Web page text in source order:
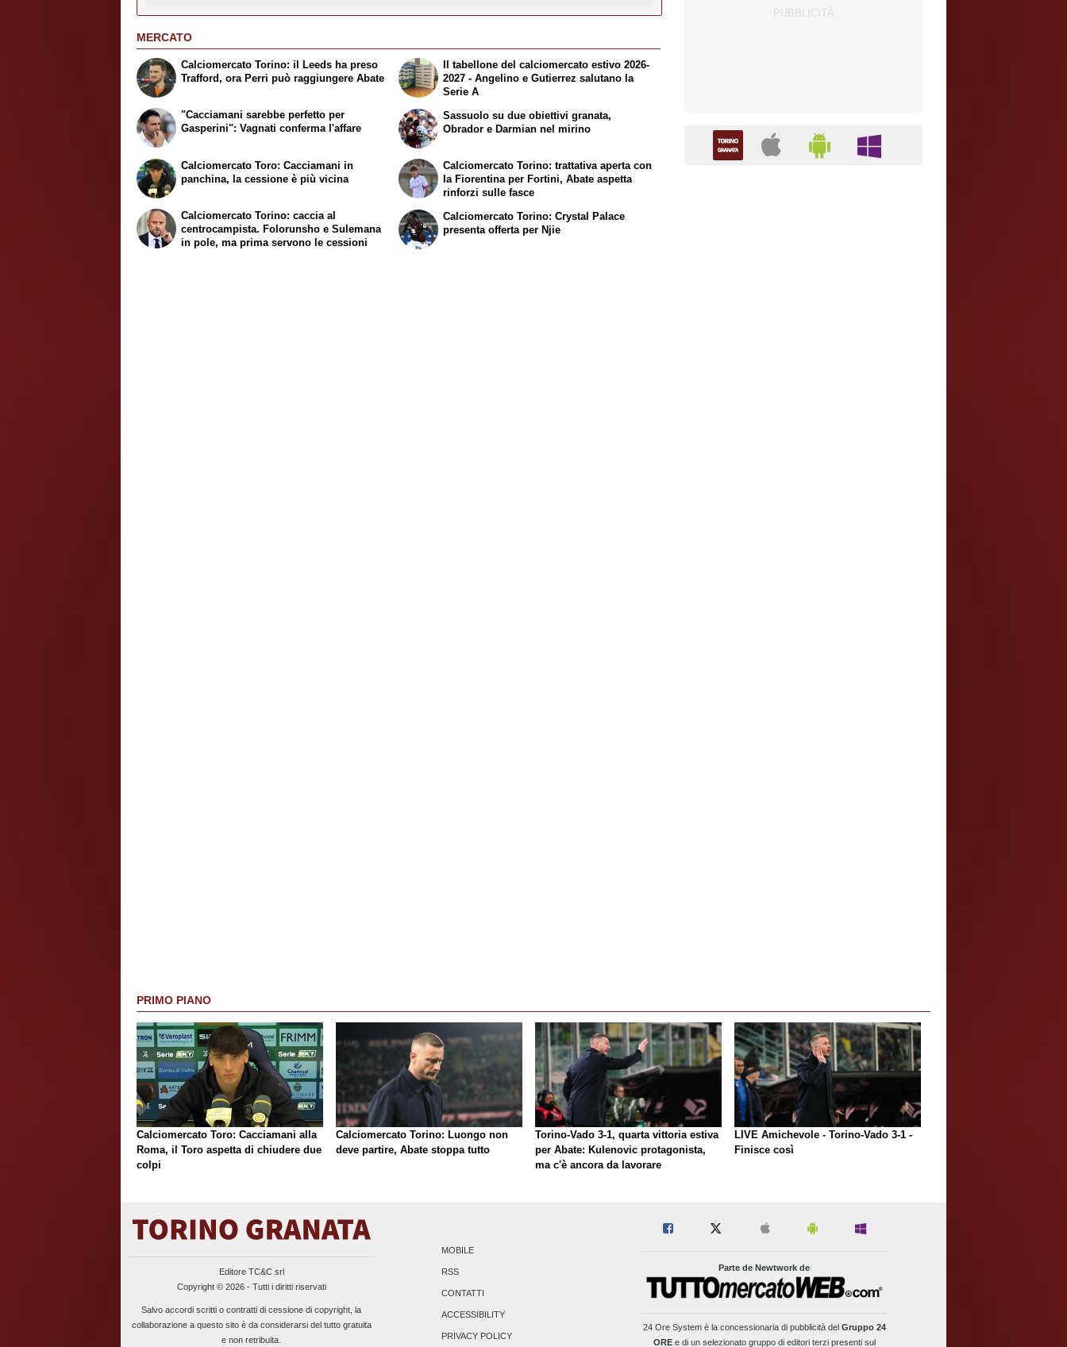
MERCATO
Calciomercato Torino: il Leeds ha preso
Trafford, ora Perri può raggiungere Abate
"Cacciamani sarebbe perfetto per
Gasperini": Vagnati conferma l'affare
Il tabellone del calciomercato estivo 2026-
2027 - Angelino e Gutierrez salutano la
Serie A
Sassuolo su due obiettivi granata,
Obrador e Darmian nel mirino
Calciomercato Toro: Cacciamani in
panchina, la cessione è più vicina
Calciomercato Torino: caccia al
centrocampista. Folorunsho e Sulemana
in pole, ma prima servono le cessioni
Calciomercato Torino: trattativa aperta con
la Fiorentina per Fortini, Abate aspetta
rinforzi sulle fasce
Calciomercato Torino: Crystal Palace
presenta offerta per Njie
PRIMO PIANO
Calciomercato Toro: Cacciamani alla
Roma, il Toro aspetta di chiudere due
colpi
Calciomercato Torino: Luongo non
deve partire, Abate stoppa tutto
Torino-Vado 3-1, quarta vittoria estiva
per Abate: Kulenovic protagonista,
ma c'è ancora da lavorare
LIVE Amichevole - Torino-Vado 3-1 -
Finisce così
Editore TC&C srl
Copyright © 2026 - Tutti i diritti riservati
Salvo accordi scritti o contratti di cessione di copyright, la
collaborazione a questo sito è da considerarsi del tutto gratuita
e non retribuita.
MOBILE
RSS
CONTATTI
ACCESSIBILITY
PRIVACY POLICY
Parte de Newtwork de
24 Ore Systemè la concessionaria di pubblicità del Gruppo 24
OREe di un selezionato gruppo di editori terzi presenti sul